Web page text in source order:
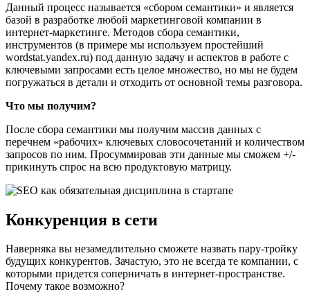
Данный процесс называется «сбором семантики» и является
базой в разработке любой маркетинговой компании в
интернет-маркетинге. Методов сбора семантики,
инструментов (в примере мы используем простейший
wordstat.yandex.ru) под данную задачу и аспектов в работе с
ключевыми запросами есть целое множество, но мы не будем
погружаться в детали и отходить от основной темы разговора.
Что мы получим?
После сбора семантики мы получим массив данных с
перечнем «рабочих» ключевых словосочетаний и количеством
запросов по ним. Просуммировав эти данные мы сможем +/-
прикинуть спрос на всю продуктовую матрицу.
Конкуренция в сети
Наверняка вы незамедлительно сможете назвать пару-тройку
будущих конкурентов. Зачастую, это не всегда те компании, с
которыми придется соперничать в интернет-пространстве.
Почему такое возможно?